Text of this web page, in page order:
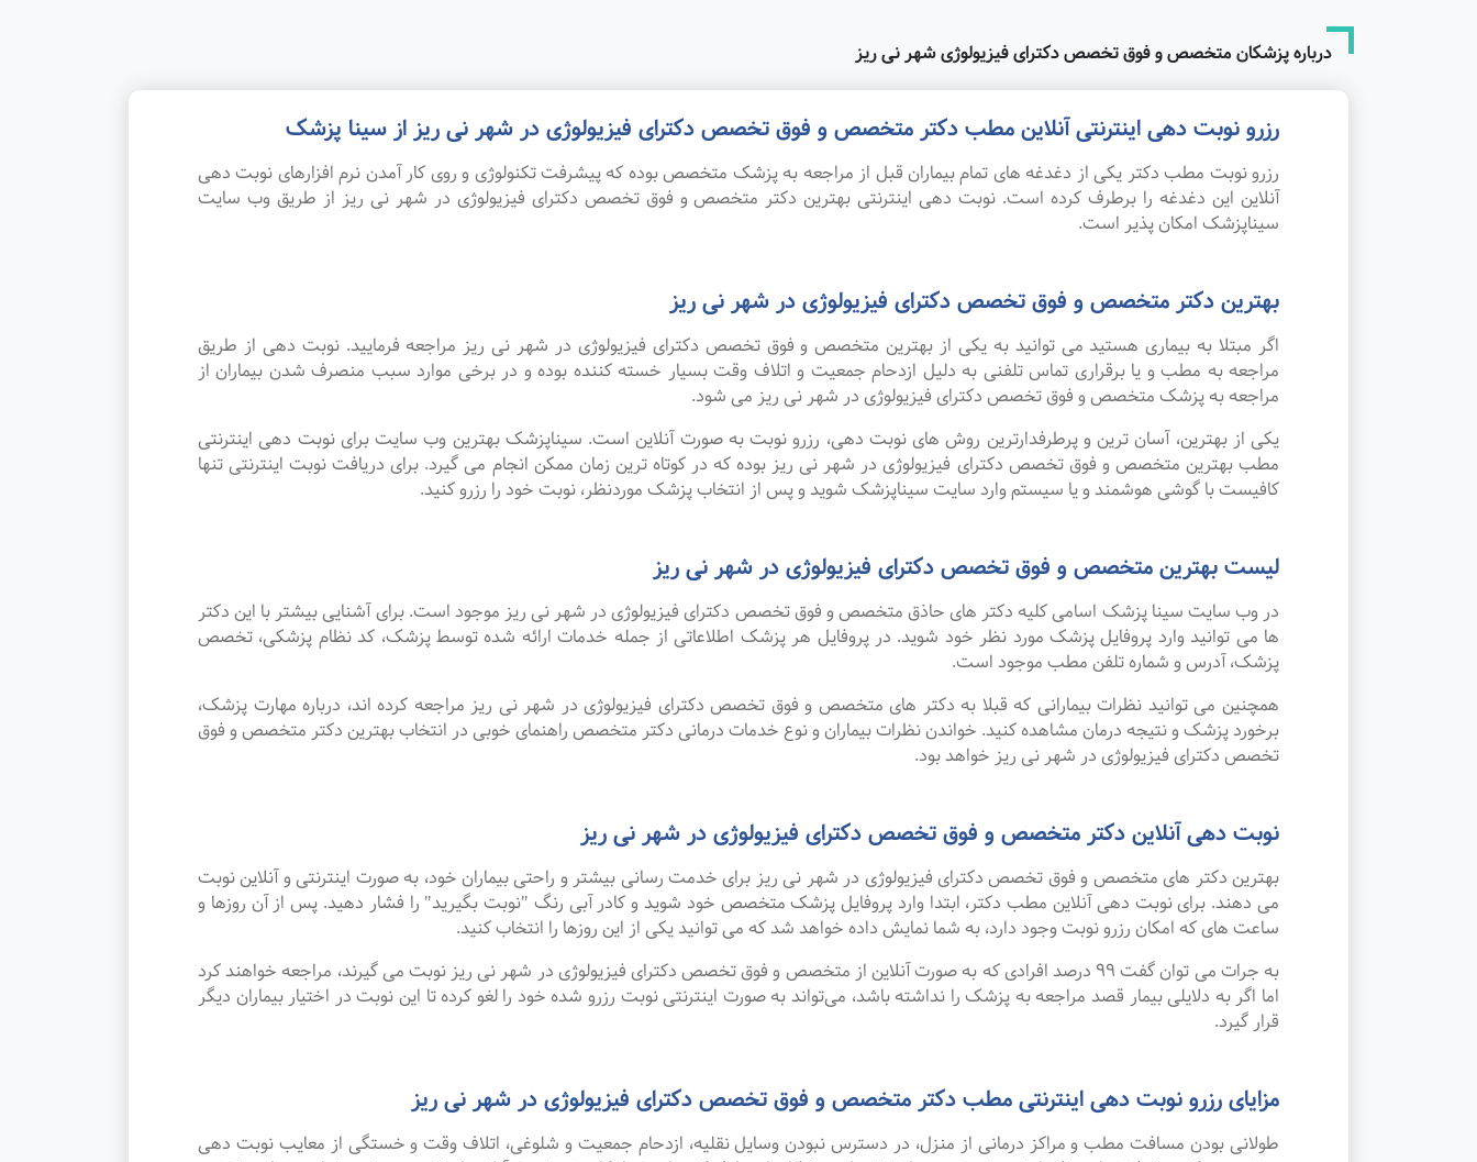
درباره پزشکان متخصص و فوق تخصص دکترای فیزیولوژی شهر نی ریز
رزرو نوبت دهی اینترنتی آنلاین مطب دکتر متخصص و فوق تخصص دکترای فیزیولوژی در شهر نی ریز از سینا پزشک
رزرو نوبت مطب دکتر یکی از دغدغه های تمام بیماران قبل از مراجعه به پزشک متخصص بوده که پیشرفت تکنولوژی و روی کار آمدن نرم افزارهای نوبت دهی
آنلاین این دغدغه را برطرف کرده است. نوبت دهی اینترنتی بهترین دکتر متخصص و فوق تخصص دکترای فیزیولوژی در شهر نی ریز از طریق وب سایت
سیناپزشک امکان پذیر است.
بهترین دکتر متخصص و فوق تخصص دکترای فیزیولوژی در شهر نی ریز
اگر مبتلا به بیماری هستید می توانید به یکی از بهترین متخصص و فوق تخصص دکترای فیزیولوژی در شهر نی ریز مراجعه فرمایید. نوبت دهی از طریق
مراجعه به مطب و یا برقراری تماس تلفنی به دلیل ازدحام جمعیت و اتلاف وقت بسیار خسته کننده بوده و در برخی موارد سبب منصرف شدن بیماران از
مراجعه به پزشک متخصص و فوق تخصص دکترای فیزیولوژی در شهر نی ریز می شود.
یکی از بهترین، آسان ترین و پرطرفدارترین روش های نوبت دهی، رزرو نوبت به صورت آنلاین است. سیناپزشک بهترین وب سایت برای نوبت دهی اینترنتی
مطب بهترین متخصص و فوق تخصص دکترای فیزیولوژی در شهر نی ریز بوده که در کوتاه ترین زمان ممکن انجام می گیرد. برای دریافت نوبت اینترنتی تنها
کافیست با گوشی هوشمند و یا سیستم وارد سایت سیناپزشک شوید و پس از انتخاب پزشک موردنظر، نوبت خود را رزرو کنید.
لیست بهترین متخصص و فوق تخصص دکترای فیزیولوژی در شهر نی ریز
در وب سایت سینا پزشک اسامی کلیه دکتر های حاذق متخصص و فوق تخصص دکترای فیزیولوژی در شهر نی ریز موجود است. برای آشنایی بیشتر با این دکتر
ها می توانید وارد پروفایل پزشک مورد نظر خود شوید. در پروفایل هر پزشک اطلاعاتی از جمله خدمات ارائه شده توسط پزشک، کد نظام پزشکی، تخصص
پزشک، آدرس و شماره تلفن مطب موجود است.
همچنین می توانید نظرات بیمارانی که قبلا به دکتر های متخصص و فوق تخصص دکترای فیزیولوژی در شهر نی ریز مراجعه کرده اند، درباره مهارت پزشک،
برخورد پزشک و نتیجه درمان مشاهده کنید. خواندن نظرات بیماران و نوع خدمات درمانی دکتر متخصص راهنمای خوبی در انتخاب بهترین دکتر متخصص و فوق
تخصص دکترای فیزیولوژی در شهر نی ریز خواهد بود.
نوبت دهی آنلاین دکتر متخصص و فوق تخصص دکترای فیزیولوژی در شهر نی ریز
بهترین دکتر های متخصص و فوق تخصص دکترای فیزیولوژی در شهر نی ریز برای خدمت رسانی بیشتر و راحتی بیماران خود، به صورت اینترنتی و آنلاین نوبت
می دهند. برای نوبت دهی آنلاین مطب دکتر، ابتدا وارد پروفایل پزشک متخصص خود شوید و کادر آبی رنگ "نوبت بگیرید" را فشار دهید. پس از آن روزها و
ساعت های که امکان رزرو نوبت وجود دارد، به شما نمایش داده خواهد شد که می توانید یکی از این روزها را انتخاب کنید.
به جرات می‌ توان گفت ۹۹ درصد افرادی که به صورت آنلاین از متخصص و فوق تخصص دکترای فیزیولوژی در شهر نی ریز نوبت می گیرند، مراجعه خواهند کرد
اما اگر به دلایلی بیمار قصد مراجعه به پزشک را نداشته باشد، می‌تواند به صورت اینترنتی نوبت رزرو شده خود را لغو کرده تا این نوبت در اختیار بیماران دیگر
قرار گیرد.
مزایای رزرو نوبت دهی اینترنتی مطب دکتر متخصص و فوق تخصص دکترای فیزیولوژی در شهر نی ریز
طولانی بودن مسافت مطب و مراکز درمانی از منزل، در دسترس نبودن وسایل نقلیه، ازدحام جمعیت و شلوغی، اتلاف وقت و خستگی از معایب نوبت دهی